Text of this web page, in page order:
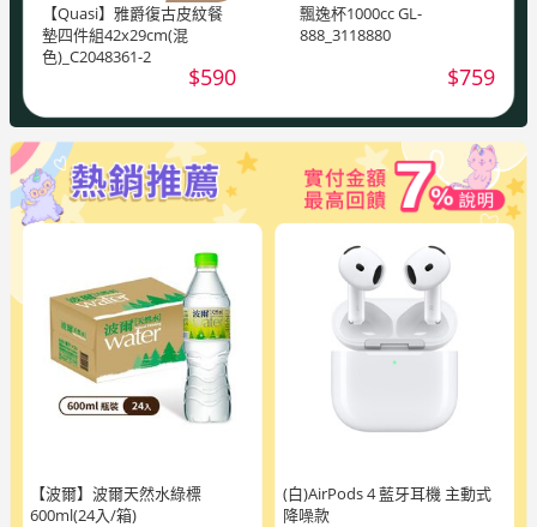
【Quasi】雅爵復古皮紋餐
墊四件組42x29cm(混
色)_C2048361-2
$590
飄逸杯1000cc GL-
888_3118880
$759
【波爾】波爾天然水綠標
600ml(24入/箱)
(白)AirPods 4 藍牙耳機 主動式
降噪款